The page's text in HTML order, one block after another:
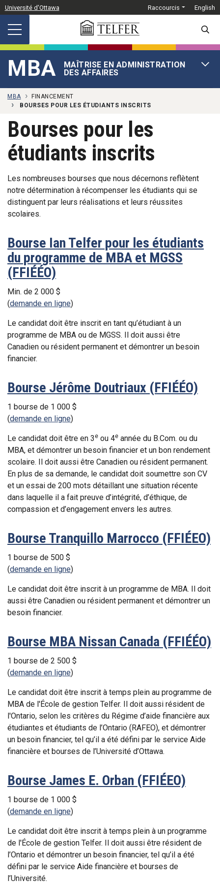
Passer au contenu principal
Université d'Ottawa Raccourcis English
MBA
MAÎTRISE EN ADMINISTRATION
DES AFFAIRES
MBA
FINANCEMENT
BOURSES POUR LES ÉTUDIANTS INSCRITS
Bourses pour les
étudiants inscrits
Les nombreuses bourses que nous décernons reflètent
notre détermination à récompenser les étudiants qui se
distinguent par leurs réalisations et leurs réussites
scolaires.
Bourse Ian Telfer pour les étudiants
du programme de MBA et MGSS
(FFIÉÉO)
Min. de 2 000 $
(demande en ligne)
Le candidat doit être inscrit en tant qu’étudiant à un
programme de MBA ou de MGSS. Il doit aussi être
Canadien ou résident permanent et démontrer un besoin
financier.
Bourse Jérôme Doutriaux (FFIÉÉO)
1 bourse de 1 000 $
(demande en ligne)
Le candidat doit être en 3 e ou 4e année du B.Com. ou du
MBA, et démontrer un besoin financier et un bon rendement
scolaire. Il doit aussi être Canadien ou résident permanent.
En plus de sa demande, le candidat doit soumettre son CV
et un essai de 200 mots détaillant une situation récente
dans laquelle il a fait preuve d’intégrité, d’éthique, de
compassion et d’engagement envers les autres.
Bourse Tranquillo Marrocco (FFIÉEO)
1 bourse de 500 $
(demande en ligne)
Le candidat doit être inscrit à un programme de MBA. Il doit
aussi être Canadien ou résident permanent et démontrer un
besoin financier.
Bourse MBA Nissan Canada (FFIÉÉO)
1 bourse de 2 500 $
(demande en ligne)
Le candidat doit être inscrit à temps plein au programme de
MBA de l'École de gestion Telfer. Il doit aussi résident de
l'Ontario, selon les critères du Régime d’aide financière aux
étudiantes et étudiants de l’Ontario (RAFEO), et démontrer
un besoin financier, tel qu’il a été défini par le service Aide
financière et bourses de l’Université d’Ottawa.
Bourse James E. Orban (FFIÉEO)
1 bourse de 1 000 $
(demande en ligne)
Le candidat doit être inscrit à temps plein à un programme
de l'École de gestion Telfer. Il doit aussi être résident de
l’Ontario et démontrer un besoin financier, tel qu’il a été
défini par le service Aide financière et bourses de
l’Université.